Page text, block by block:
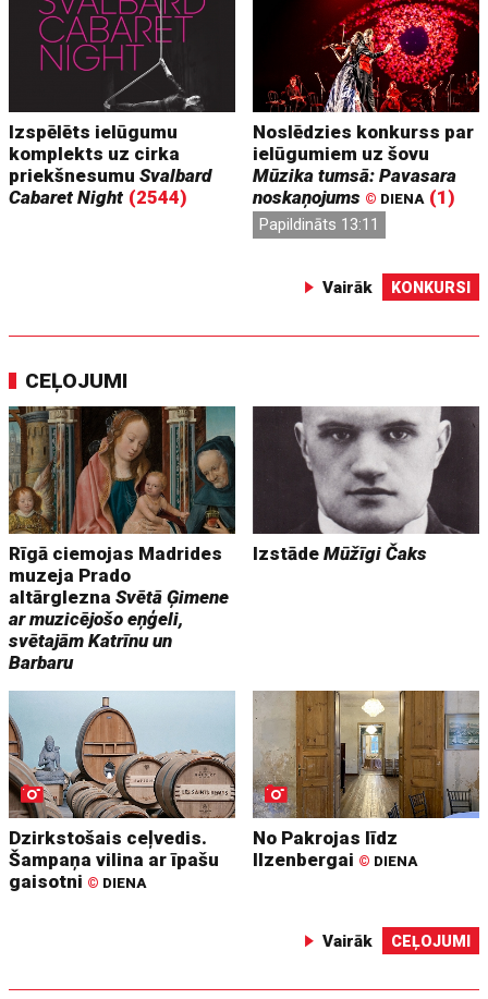
Izspēlēts ielūgumu
komplekts uz cirka
priekšnesumuSvalbard
Cabaret Night (2544)
Noslēdzies konkurss par
ielūgumiem uz šovu
Mūzika tumsā: Pavasara
noskaņojums © DIENA (1)
Papildināts 13:11
Vairāk KONKURSI
CEĻOJUMI
Rīgā ciemojas Madrides
muzeja Prado
altārgleznaSvētā Ģimene
ar muzicējošo eņģeli,
svētajām Katrīnu un
Barbaru
IzstādeMūžīgi Čaks
Dzirkstošais ceļvedis.
Šampaņa vilina ar īpašu
gaisotni © DIENA
No Pakrojas līdz
Ilzenbergai © DIENA
Vairāk CEĻOJUMI